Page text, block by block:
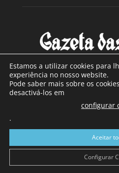
SOBRE
Com sede nas Caldas da
a sul de distrito de Leiria, com
toda a região Oeste. Jornal
Continental e
Estamos a utilizar cookies para
experiência no nosso website.
Pode saber mais sobre os
desactivá-los em
configurar
.
Aceitar
Configurar